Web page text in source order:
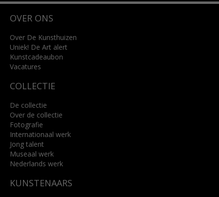
4818 SB Breda
info@kunsthuisbreda.nl
Lees meer
OVER ONS
Over De Kunsthuizen
Uniek! De Art alert
Kunstcadeaubon
Vacatures
COLLECTIE
De collectie
Over de collectie
Fotografie
Internationaal werk
Jong talent
Museaal werk
Nederlands werk
KUNSTENAARS